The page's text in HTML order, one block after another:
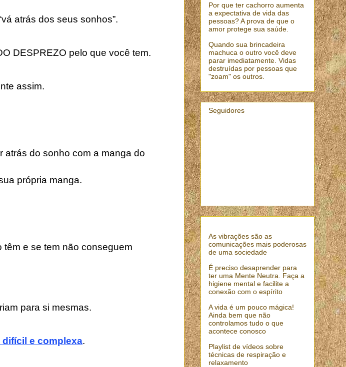
atrás dos seus sonhos”.
DESPREZO pelo que você tem.
assim.
atrás do sonho com a manga do
própria manga.
e se tem não conseguem
para si mesmas.
difícil e complexa.
Por que ter cachorro aumenta
a expectativa de vida das
pessoas? A prova de que o
amor protege sua saúde.
Quando sua brincadeira
machuca o outro você deve
parar imediatamente. Vidas
destruídas por pessoas que
"zoam" os outros.
Seguidores
As vibrações são as
comunicações mais poderosas
de uma sociedade
É preciso desaprender para
ter uma Mente Neutra. Faça a
higiene mental e facilite a
conexão com o espírito
A vida é um pouco mágica!
Ainda bem que não
controlamos tudo o que
acontece conosco
Playlist de vídeos sobre
técnicas de respiração e
relaxamento